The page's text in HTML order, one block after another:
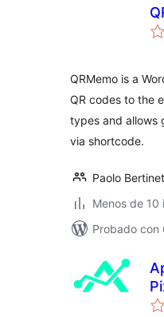
QRMemo is a
QR codes to the
types and allows
via shortcode.
Paolo
Menos de 10
Probado con